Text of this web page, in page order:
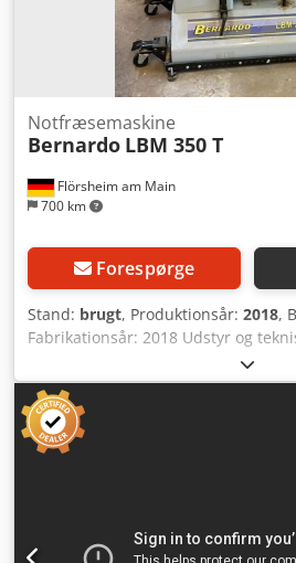
Flörsheim am Main
700 km
Notfræsemaskine
Bernardo LBM 350 T
Forespørge
Stand: brugt, Produktionsår: 2018,
Fabrikationsår: 2018 Udstyr og
boredybden sker via
Effektivt og økonomisk arbejde
hurtigløftsystemet, hvilket
besværlig krumning - Letgående og
boreaggregat - Højdejustering med
Boredybden kan justeres ved hjælp